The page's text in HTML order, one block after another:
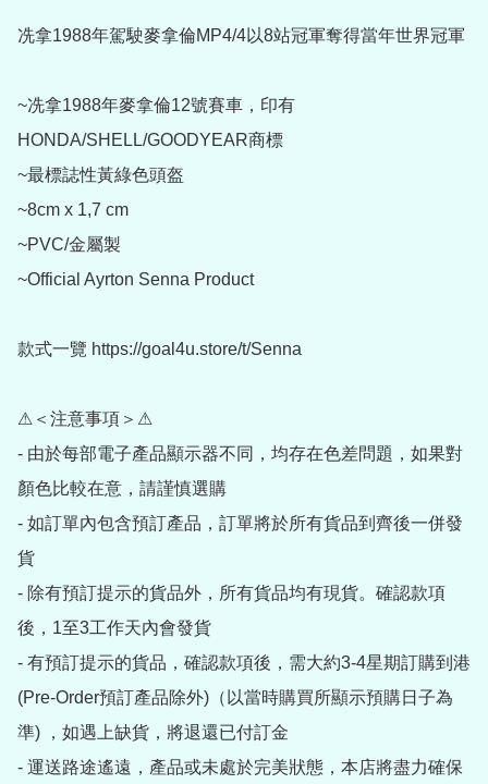
冼拿1988年駕駛麥拿倫MP4/4以8站冠軍奪得當年世界冠軍
~冼拿1988年麥拿倫12號賽車，印有
HONDA/SHELL/GOODYEAR商標
~最標誌性黃綠色頭盔
~8cm x 1,7 cm
~PVC/金屬製
~Official Ayrton Senna Product
款式一覽 https://goal4u.store/t/Senna
⚠＜注意事項＞⚠
- 由於每部電子產品顯示器不同，均存在色差問題，如果對
顏色比較在意，請謹慎選購
- 如訂單內包含預訂產品，訂單將於所有貨品到齊後一併發
貨
- 除有預訂提示的貨品外，所有貨品均有現貨。確認款項
後，1至3工作天內會發貨
- 有預訂提示的貨品，確認款項後，需大約3-4星期訂購到港
(Pre-Order預訂產品除外)（以當時購買所顯示預購日子為
準) ，如遇上缺貨，將退還已付訂金
- 運送路途遙遠，產品或未處於完美狀態，本店將盡力確保